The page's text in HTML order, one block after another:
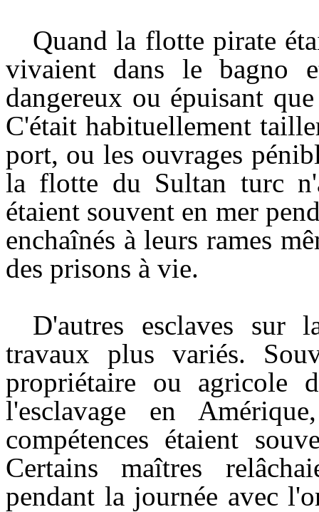
Quand la flotte pirate
vivaient dans le bagno
dangereux ou épuisant
C'était habituellement
port, ou les ouvrages
la flotte du Sultan turc
étaient souvent en mer
enchaînés à leurs rames
des prisons à vie.
D'autres esclaves sur
travaux plus variés.
propriétaire ou agricole
l'esclavage en
compétences étaient
Certains maîtres
pendant la journée avec